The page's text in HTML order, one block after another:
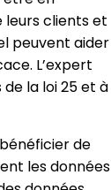
clients et
peuvent aider
L’expert
la loi 25 et à
de
les données